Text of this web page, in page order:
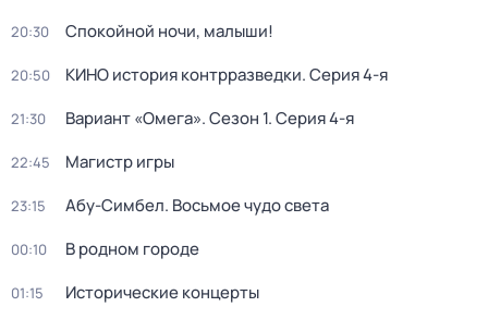
20:30 Спокойной ночи, малыши!
20:50 КИНО история контрразведки. Серия 4-я
21:30 Вариант «Омега». Сезон 1. Серия 4-я
22:45 Магистр игры
23:15 Абу-Симбел. Восьмое чудо света
00:10 В родном городе
01:15 Исторические концерты